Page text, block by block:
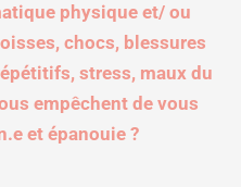
physique et/ ou
chocs, blessures
stress, maux du
empêchent de vous
et épanouie ?